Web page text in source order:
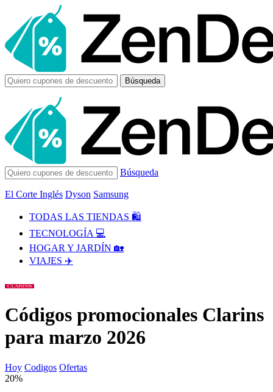
Búsqueda
Búsqueda
El Corte Inglés Dyson Samsung
TODAS LAS TIENDAS 🛍️
TECNOLOGÍA 💻
HOGAR Y JARDÍN 🏡
VIAJES ✈️
Códigos promocionales Clarins
para marzo 2026
Hoy Codigos Ofertas
20%